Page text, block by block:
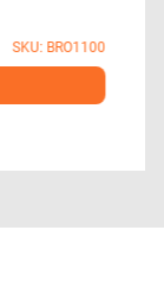
SKU: BRO1100